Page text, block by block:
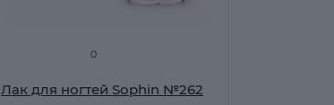
0
Лак для ногтей Sophin №262